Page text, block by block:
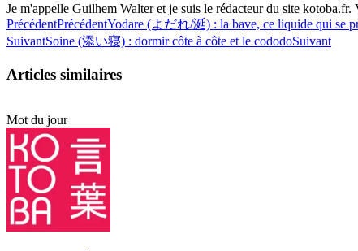
Je m'appelle Guilhem Walter et je suis le rédacteur du site
PrécédentPrécédentYodare (よだれ/涎) : la bave, ce liquide qui se
SuivantSoine (添い寝) : dormir côte à côte et le cododoSuivant
Articles similaires
Mot du jour